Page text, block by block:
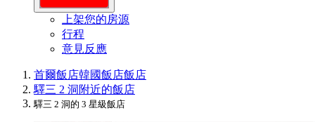
上架您的房源
行程
意見反應
首爾飯店韓國飯店飯店
驛三 2 洞附近的飯店
驛三 2 洞的 3 星級飯店